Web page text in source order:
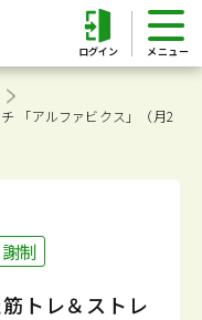
ログイン
「アルファビクス」（月2
制
トレ＆ストレ